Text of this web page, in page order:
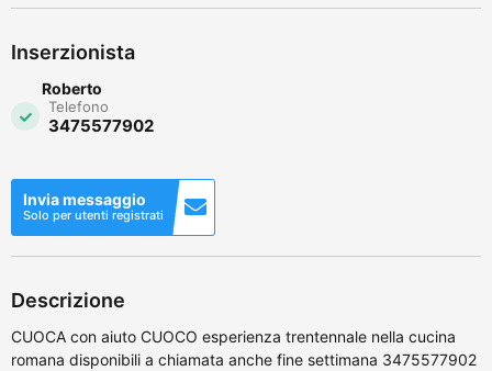
Inserzionista
Roberto
Telefono
3475577902
Invia messaggio
Solo per utenti registrati
Descrizione
CUOCA con aiuto CUOCO esperienza trentennale nella cucina
romana disponibili a chiamata anche fine settimana 3475577902